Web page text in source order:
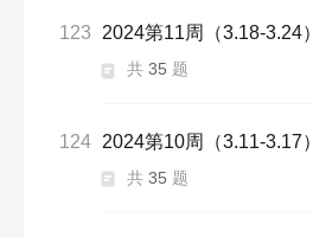
123 2024第11周（3.18-3.24）
共 35 题
124 2024第10周（3.11-3.17）
共 35 题